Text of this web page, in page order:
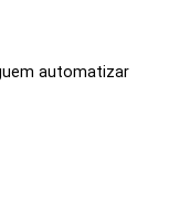
automatizar